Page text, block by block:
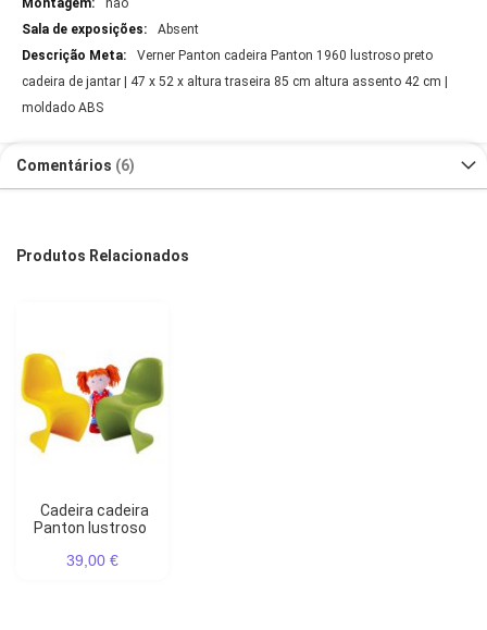
não
Absent
Verner Panton cadeira Panton 1960 lustroso preto
cadeira de jantar | 47 x 52 x altura traseira 85 cm altura assento 42 cm |
moldado ABS
Comentários 6
Produtos Relacionados
Cadeira cadeira
Panton lustroso
39,00 €